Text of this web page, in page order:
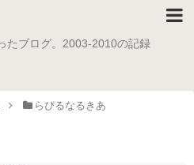
たブログ。2003-2010の記録
らぴるなるきあ